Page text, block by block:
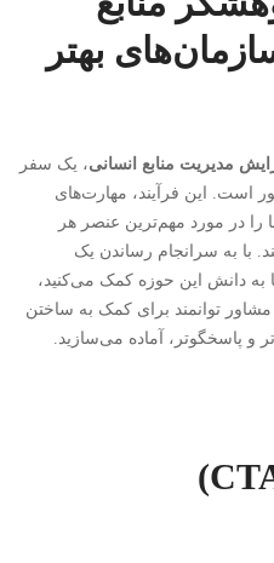
بهتر
مدیریت منابع انسانی، یک سفر
است. این فرآیند، مهارت‌های
را در مورد مهم‌ترین عنصر هر
با به سرانجام رساندن یک
به دانش این حوزه کمک می‌کنید،
توانمند برای کمک به ساختن
و پاسخگوتر، آماده می‌سازید.